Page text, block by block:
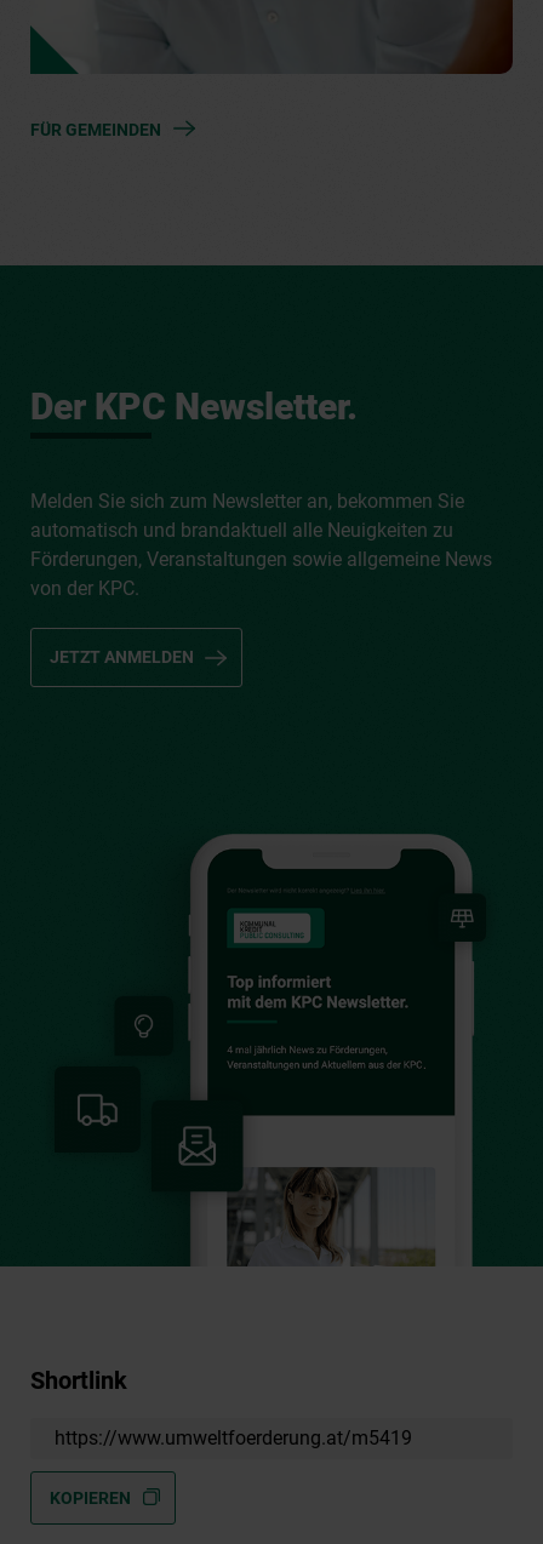
FÜR GEMEINDEN
Der KPC Newsletter.
Melden Sie sich zum Newsletter an, bekommen Sie
automatisch und brandaktuell alle Neuigkeiten zu
Förderungen, Veranstaltungen sowie allgemeine News
von der KPC.
JETZT ANMELDEN
Shortlink
https://www.umweltfoerderung.at/m5419
KOPIEREN